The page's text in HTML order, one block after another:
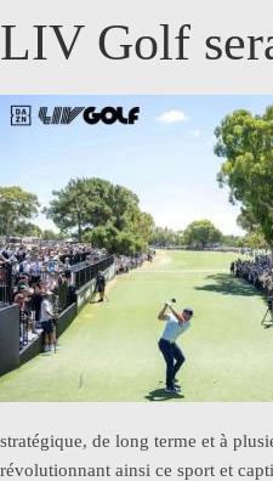
LIV Golf
stratégique, de long terme et à
révolutionnant ainsi ce sport et